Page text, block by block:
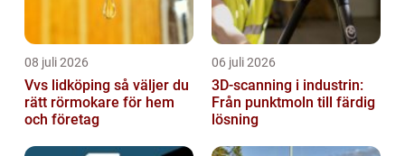
08 juli 2026
Vvs lidköping så väljer du
rätt rörmokare för hem
och företag
06 juli 2026
3D-scanning i industrin:
Från punktmoln till färdig
lösning